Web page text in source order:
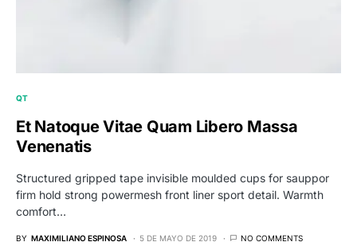
QT
Et Natoque Vitae Quam Libero Massa
Venenatis
Structured gripped tape invisible moulded cups for sauppor
firm hold strong powermesh front liner sport detail. Warmth
comfort…
BY MAXIMILIANO ESPINOSA 5 DE MAYO DE 2019 NO COMMENTS